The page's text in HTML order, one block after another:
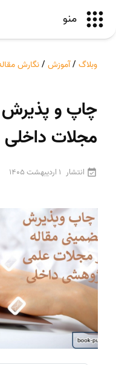
منو
وبلاگ /آموزش /نگارش
چاپ و پذیرش
مجلات داخلی
انتشار 1 اردیبهشت 1405